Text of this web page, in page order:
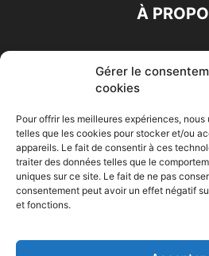
Gérer le
cookies
Pour offrir les meilleures expériences,
telles que les cookies pour stocker et/ou
appareils. Le fait de consentir à ces
traiter des données telles que le
uniques sur ce site. Le fait de ne pas
consentement peut avoir un effet négatif
et fonctions.
À
Accueil Economie Entreprises
Maghreb